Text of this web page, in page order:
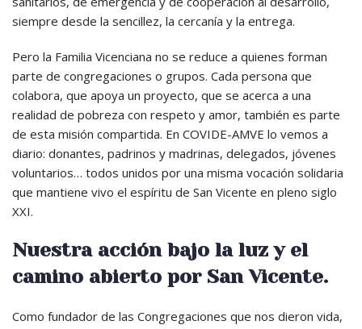
siempre desde la sencillez, la cercanía y la entrega.
Pero la Familia Vicenciana no se reduce a quienes forman
parte de congregaciones o grupos. Cada persona que
colabora, que apoya un proyecto, que se acerca a una
realidad de pobreza con respeto y amor, también es parte
de esta misión compartida. En COVIDE-AMVE lo vemos a
diario: donantes, padrinos y madrinas, delegados, jóvenes
voluntarios… todos unidos por una misma vocación solidaria
que mantiene vivo el espíritu de San Vicente en pleno siglo
XXI.
Nuestra acción bajo la luz y el
camino abierto por San Vicente.
Como fundador de las Congregaciones que nos dieron vida,